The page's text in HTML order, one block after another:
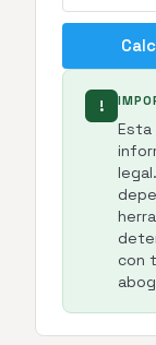
!
Esta
con